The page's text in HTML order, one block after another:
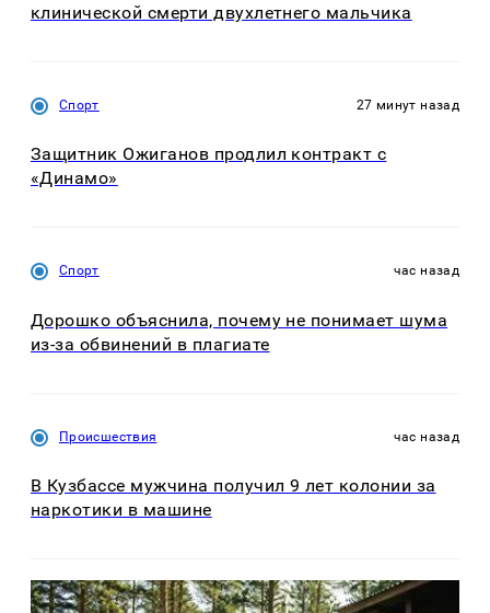
клинической смерти двухлетнего мальчика
Спорт 27 минут назад
Защитник Ожиганов продлил контракт с
«Динамо»
Спорт час назад
Дорошко объяснила, почему не понимает шума
из-за обвинений в плагиате
Происшествия час назад
В Кузбассе мужчина получил 9 лет колонии за
наркотики в машине